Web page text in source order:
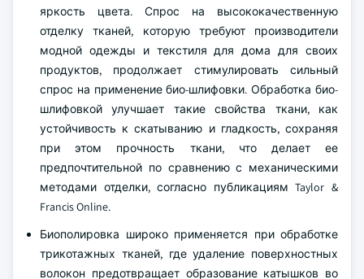
яркость цвета. Спрос на высококачественную
отделку тканей, которую требуют производители
модной одежды и текстиля для дома для своих
продуктов, продолжает стимулировать сильный
спрос на применение био-шлифовки. Обработка био-
шлифовкой улучшает такие свойства ткани, как
устойчивость к скатыванию и гладкость, сохраняя
при этом прочность ткани, что делает ее
предпочтительной по сравнению с механическими
методами отделки, согласно публикациям Taylor &
Francis Online.
Биополировка широко применяется при обработке
трикотажных тканей, где удаление поверхностных
волокон предотвращает образование катышков во